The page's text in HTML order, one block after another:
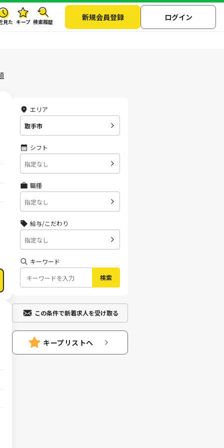
見た キープ 検索履歴 新規会員登録 ログイン
エリア
取手市
シフト
指定なし
職種
指定なし
給与/こだわり
指定なし
キーワード
検索
この条件で新着求人を受け取る
キープリストへ